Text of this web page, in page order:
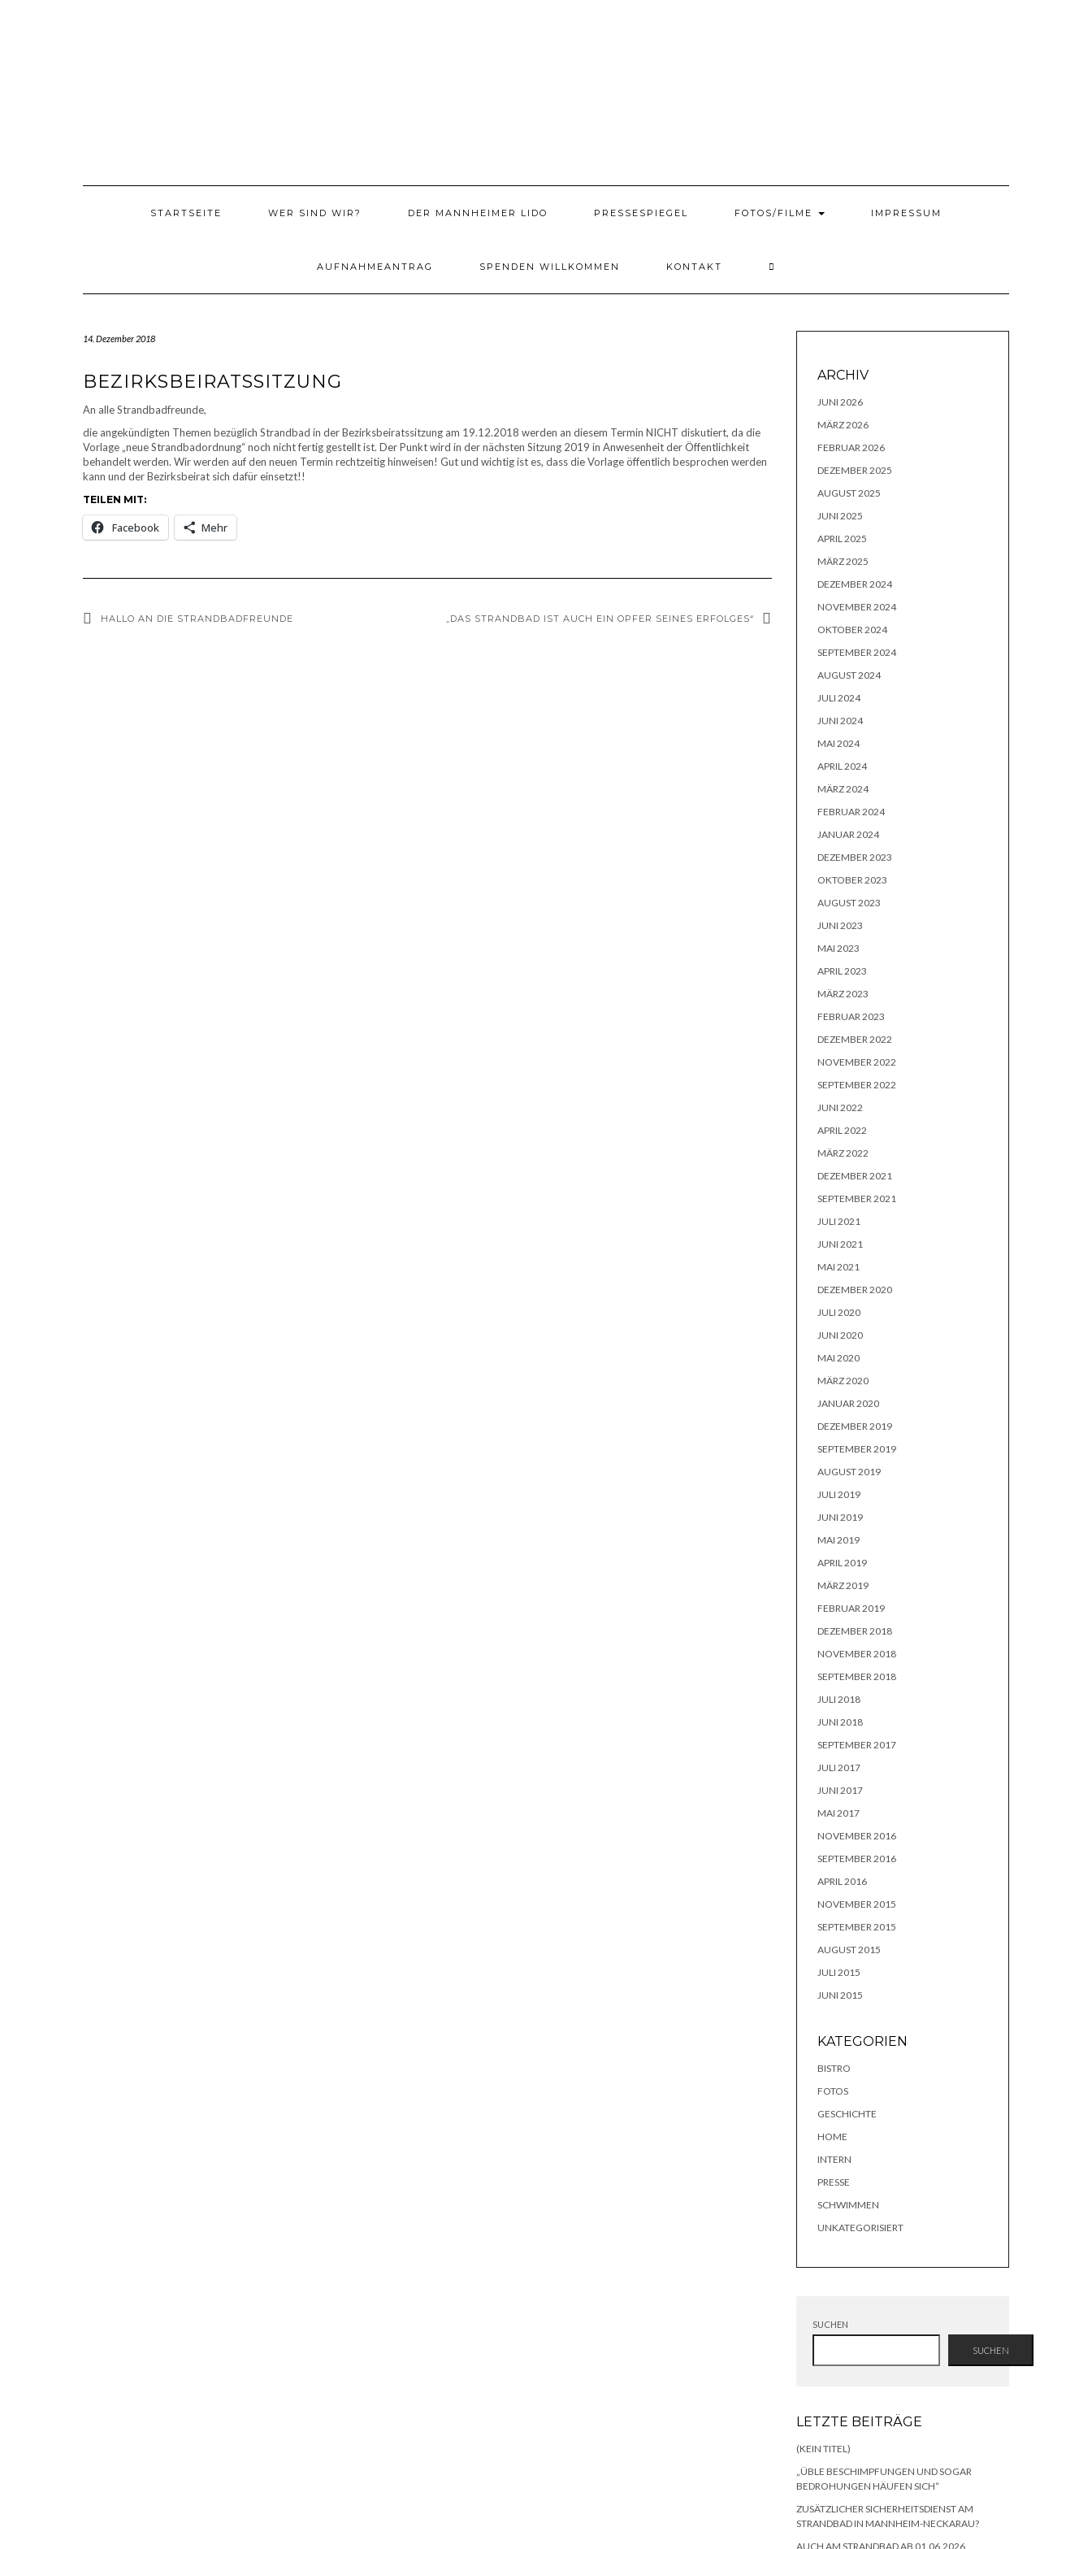
STARTSEITE WER SIND WIR? DER MANNHEIMER LIDO PRESSESPIEGEL FOTOS/FILME IMPRESSUM
AUFNAHMEANTRAG SPENDEN WILLKOMMEN KONTAKT
14. Dezember 2018
BEZIRKSBEIRATSSITZUNG
An alle Strandbadfreunde,
die angekündigten Themen bezüglich Strandbad in der Bezirksbeiratssitzung am 19.12.2018 werden an diesem Termin NICHT diskutiert, da die
Vorlage „neue Strandbadordnung“ noch nicht fertig gestellt ist. Der Punkt wird in der nächsten Sitzung 2019 in Anwesenheit der Öffentlichkeit
behandelt werden. Wir werden auf den neuen Termin rechtzeitig hinweisen! Gut und wichtig ist es, dass die Vorlage öffentlich besprochen werden
kann und der Bezirksbeirat sich dafür einsetzt!!
TEILEN MIT:
Facebook Mehr
HALLO AN DIE STRANDBADFREUNDE „DAS STRANDBAD IST AUCH EIN OPFER SEINES ERFOLGES“
ARCHIV
JUNI 2026
MÄRZ 2026
FEBRUAR 2026
DEZEMBER 2025
AUGUST 2025
JUNI 2025
APRIL 2025
MÄRZ 2025
DEZEMBER 2024
NOVEMBER 2024
OKTOBER 2024
SEPTEMBER 2024
AUGUST 2024
JULI 2024
JUNI 2024
MAI 2024
APRIL 2024
MÄRZ 2024
FEBRUAR 2024
JANUAR 2024
DEZEMBER 2023
OKTOBER 2023
AUGUST 2023
JUNI 2023
MAI 2023
APRIL 2023
MÄRZ 2023
FEBRUAR 2023
DEZEMBER 2022
NOVEMBER 2022
SEPTEMBER 2022
JUNI 2022
APRIL 2022
MÄRZ 2022
DEZEMBER 2021
SEPTEMBER 2021
JULI 2021
JUNI 2021
MAI 2021
DEZEMBER 2020
JULI 2020
JUNI 2020
MAI 2020
MÄRZ 2020
JANUAR 2020
DEZEMBER 2019
SEPTEMBER 2019
AUGUST 2019
JULI 2019
JUNI 2019
MAI 2019
APRIL 2019
MÄRZ 2019
FEBRUAR 2019
DEZEMBER 2018
NOVEMBER 2018
SEPTEMBER 2018
JULI 2018
JUNI 2018
SEPTEMBER 2017
JULI 2017
JUNI 2017
MAI 2017
NOVEMBER 2016
SEPTEMBER 2016
APRIL 2016
NOVEMBER 2015
SEPTEMBER 2015
AUGUST 2015
JULI 2015
JUNI 2015
KATEGORIEN
BISTRO
FOTOS
GESCHICHTE
HOME
INTERN
PRESSE
SCHWIMMEN
UNKATEGORISIERT
SUCHEN
SUCHEN
LETZTE BEITRÄGE
(KEIN TITEL)
„ÜBLE BESCHIMPFUNGEN UND SOGAR
BEDROHUNGEN HÄUFEN SICH“
ZUSÄTZLICHER SICHERHEITSDIENST AM
STRANDBAD IN MANNHEIM-NECKARAU?
AUCH AM STRANDBAD AB 01.06.2026